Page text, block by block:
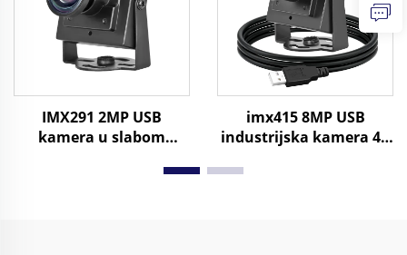
IMX291 2MP USB
kamera u slabom
imx415 8MP USB
industrijska kamera 4K
MJPG/YUY2 UVC Plug